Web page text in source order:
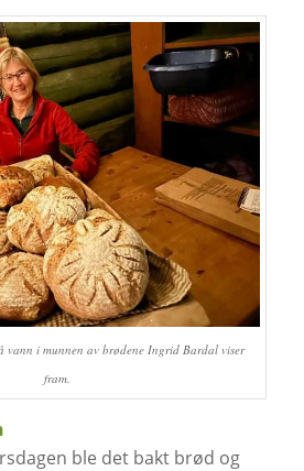
vann i munnen av brødene Ingrid Bardal viser
fram.
ble det bakt brød og